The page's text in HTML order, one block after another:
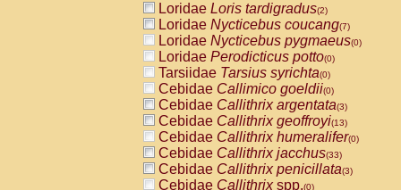
Loridae Loris tardigradus(2)
Loridae Nycticebus coucang(7)
Loridae Nycticebus pygmaeus(0)
Loridae Perodicticus potto(0)
Tarsiidae Tarsius syrichta(0)
Cebidae Callimico goeldii(0)
Cebidae Callithrix argentata(3)
Cebidae Callithrix geoffroyi(13)
Cebidae Callithrix humeralifer(0)
Cebidae Callithrix jacchus(33)
Cebidae Callithrix penicillata(3)
Cebidae Callithrixspp.(0)